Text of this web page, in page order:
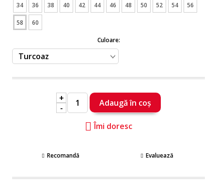
34
36 38 40 42 44 46 48 50 52 54 56
58 60
Culoare:
+
-
Îmi doresc
Recomandă Evaluează